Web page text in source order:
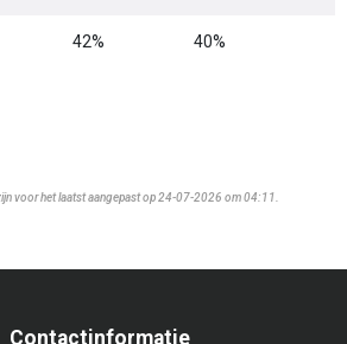
42% 40%
voor het laatst aangepast op 24-07-2026 om 04:11.
Contactinformatie